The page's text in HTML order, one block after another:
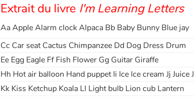
Extrait du livre I'm Learning Letters
Aa Apple Alarm clock Alpaca Bb Baby Bunny Blue jay
Cc Car seat Cactus Chimpanzee Dd Dog Dress Drum
Ee Egg Eagle Ff Fish Flower Gg Guitar Giraffe
Hh Hot air balloon Hand puppet Ii Ice Ice cream Jj Juice
Kk Kiss Ketchup Koala Ll Light bulb Lion cub Lantern